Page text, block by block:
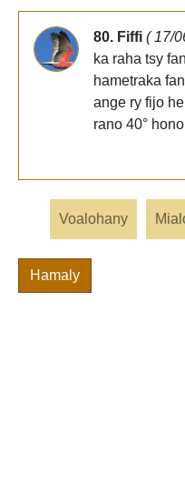
80. Fiffi ( 17/
ka raha tsy
hametraka
ange ry fijo
rano 40°
Voalohany
Hamaly